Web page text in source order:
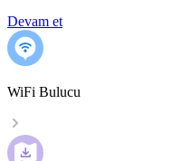
Devam et
WiFi Bulucu